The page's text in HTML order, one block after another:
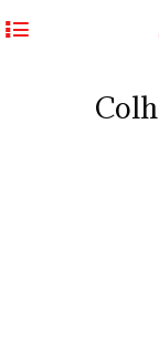
4